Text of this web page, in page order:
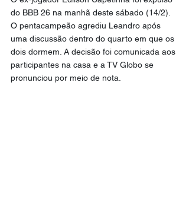
do BBB 26 na manhã deste sábado (14/2).
O pentacampeão agrediu Leandro após
uma discussão dentro do quarto em que os
dois dormem. A decisão foi comunicada aos
participantes na casa e a TV Globo se
pronunciou por meio de nota.